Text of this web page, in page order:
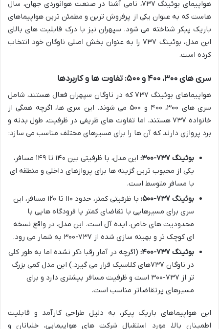
هواپیمای بوئینگ ۷۳۷، نامی آشنا در صنعت هوانوردی جهان، سال
هاست که به عنوان یکی از پرفروش ترین و مطمئن ترین هواپیماهای
باریک پیکر شناخته می شود. سپهران نیز با درک قابلیت های بالای
این مدل، بوئینگ ۷۳۷ را به عنوان بخش اصلی ناوگان خود انتخاب
کرده است.
سری های ۳۰۰، ۴۰۰ و ۵۰۰: تفاوت ها و کاربردها
هواپیماهای بوئینگ ۷۳۷ که در ناوگان سپهران فعال هستند، شامل
سری های ۳۰۰، ۴۰۰ و ۵۰۰ می شوند. این سری ها، اگرچه همگی از
خانواده ۷۳۷ هستند، اما تفاوت های ظریفی در ظرفیت، طول بدنه و
برد پروازی دارند که آن ها را برای مسیرهای مختلف مناسب می سازد:
بوئینگ ۷۳۷-۳۰۰:
این مدل، با ظرفیتی بین ۱۴۰ تا ۱۴۹ مسافر،
یکی از محبوب ترین گزینه ها برای پروازهای داخلی و منطقه ای
با مسافر متوسط است.
بوئینگ ۷۳۷-۵۰۰:
با ظرفیتی کمتر، حدود ۱۱۰ تا ۱۲۰ مسافر، این
سری برای مسیرهایی با تقاضای کمتر یا فرودگاه هایی با
محدودیت های خاص، ایده آل است. این مدل، در واقع نسخه
ای کوچک تر و بهینه سازی شده از ۷۳۷-۳۰۰ به شمار می رود.
بوئینگ ۷۳۷-۴۰۰:
(اگرچه در آمار رقبا ذکر نشده اما به طور کلی
در ناوگان ۷۳۷های کلاسیک قرار می گیرد.) این مدل کمی بزرگ
تر از ۷۳۷-۳۰۰ است و ظرفیت مسافر بیشتری دارد و برای
مسیرهای پرتقاضاتر مناسب است.
این هواپیماهای باریک پیکر، به دلیل طراحی کارآمد و قابلیت
اطمینان بالا، مورد استقبال شرکت های هواپیمایی، خلبانان و